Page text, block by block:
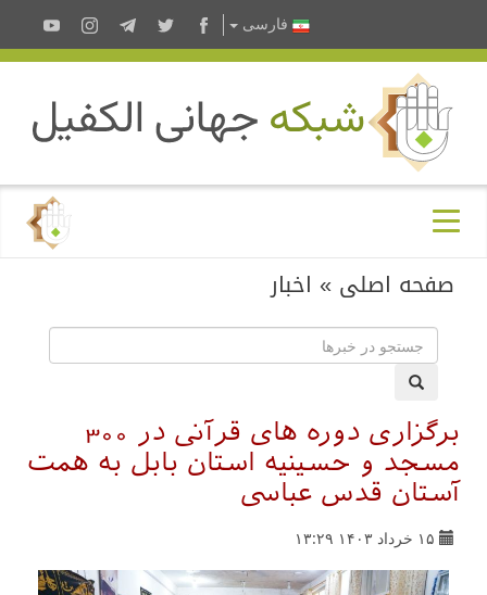
فارسى
صفحه اصلی » اخبار
برگزاری دوره های قرآنی در 300
مسجد و حسینیه استان بابل به همت
آستان قدس عباسی
۱۵ خرداد ۱۴۰۳ ۱۳:۲۹